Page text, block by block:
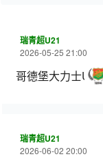
瑞青超U21
2026-05-25 21:00
哥德堡大力士U21
瑞青超U21
2026-06-02 20:00